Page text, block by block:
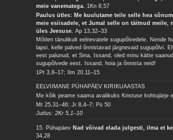
meie vanematega. 1Kn 8,57
Paulus ütles: Me kuulutame teile selle hea
meie esiisadele, et Jumal selle on täitnud meile,
üles Jeesuse.Ap 13,32–33
Mõtlen tänulikult eelnevatele sugupõlvedele. Nende
lapsi, kelle palved õnnistavad järgnevaid sugupõlvi.
eest palunud, et Sina, Issand, oled minu kätte
sugupõlvede eest. Issand, hoia ja õnnista neid!
1Pt 3,8–17; Ilm 20,11–15
EELVIIMANE PÜHAPÄEV KIRIKUAASTAS
Me kõik peame saama avalikuks Kristuse kohtujärje
Mt 25,31–46; Jr 8,4–7; Ps 50
Jutlus: 2Kr 5,1–10
15. Pühapäev Nad võivad elada julgesti, ilma et
34,28